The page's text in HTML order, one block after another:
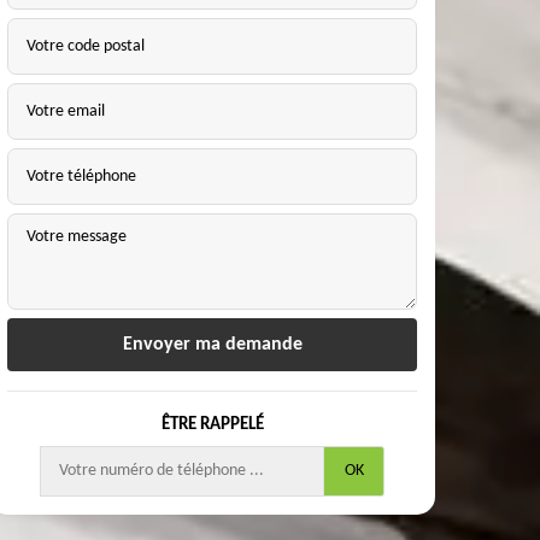
ÊTRE RAPPELÉ